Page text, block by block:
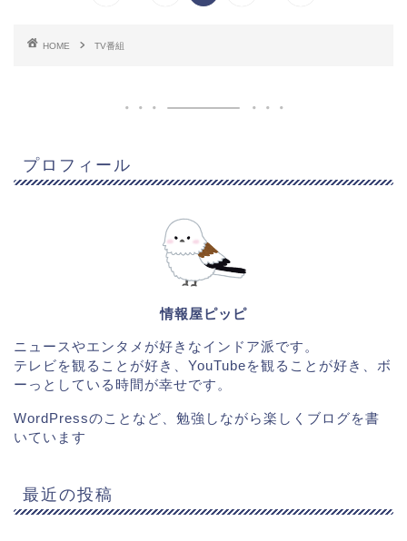
HOME TV番組
プロフィール
情報屋ピッピ
ニュースやエンタメが好きなインドア派です。
テレビを観ることが好き、YouTubeを観ることが好き、ボ
ーっとしている時間が幸せです。
WordPressのことなど、勉強しながら楽しくブログを書
いています
最近の投稿